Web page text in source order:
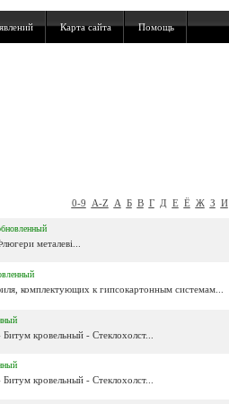
Карта сайта Помощь
0-9 A-Z А Б В Г Д Е Ё Ж З И
металеві...
комплектующих к гипсокартонным системам...
кровельный - Стеклохолст...
кровельный - Стеклохолст...